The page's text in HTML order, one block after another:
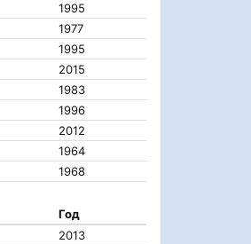
1995
1977
1995
2015
1983
1996
2012
1964
1968
Год
2013